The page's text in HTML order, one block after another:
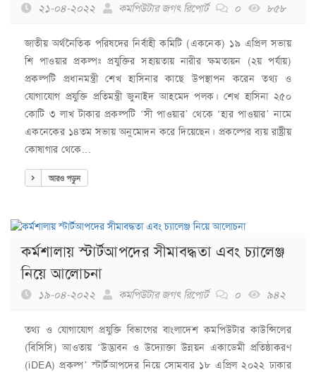
২১-০৪-২০২২ কমপিউটার জগৎ রিপোর্ট ০ ৮৫৮
জাতীয় অর্থনৈতিক পরিষদের নির্বাহী কমিটি (একনেক) ১৯ এপ্রিল সভায়
শি পাওয়ার প্রকল্পঃ প্রযুক্তির সহায়তায় নারীর ক্ষমতায়ন (২য় পর্যায়)
প্রকল্পটি প্রধানমন্ত্রী শেখ হাসিনার কাছে উপস্থাপন করেন তথ্য ও
যোগাযোগ প্রযুক্তি প্রতিমন্ত্রী জুনাইদ আহমেদ পলক। শেখ হাসিনা ২৫০
কোটি ৩ লাখ টাকার প্রকল্পটি ‘সী পাওয়ার’ থেকে ‘হার পাওয়ার’ নামে
একনেকের ১৪তম সভায় অনুমোদন করে দিয়েছেন। প্রকল্পের ব্যয় রাষ্ট্রীয়
কোষাগার থেকে...
আরও পড়ুন
কর্মশালায় স্টার্টআপদের সীমাবদ্ধতা এবং চ্যালেঞ্জ
নিয়ে আলোচনা
১৯-০৪-২০২২ কমপিউটার জগৎ রিপোর্ট ০ ৯৪২
তথ্য ও যোগাযোগ প্রযুক্তি বিভাগের বাংলাদেশ কমপিউটার কাউন্সিলের
(বিসিসি) আওতায় ‘উদ্ভাবন ও উদ্যোক্তা উন্নয়ন একাডেমী প্রতিষ্ঠাকরণ
(iDEA) প্রকল্প’ স্টার্টআপদের নিয়ে সোমবার ১৮ এপ্রিল ২০২২ ঢাকার